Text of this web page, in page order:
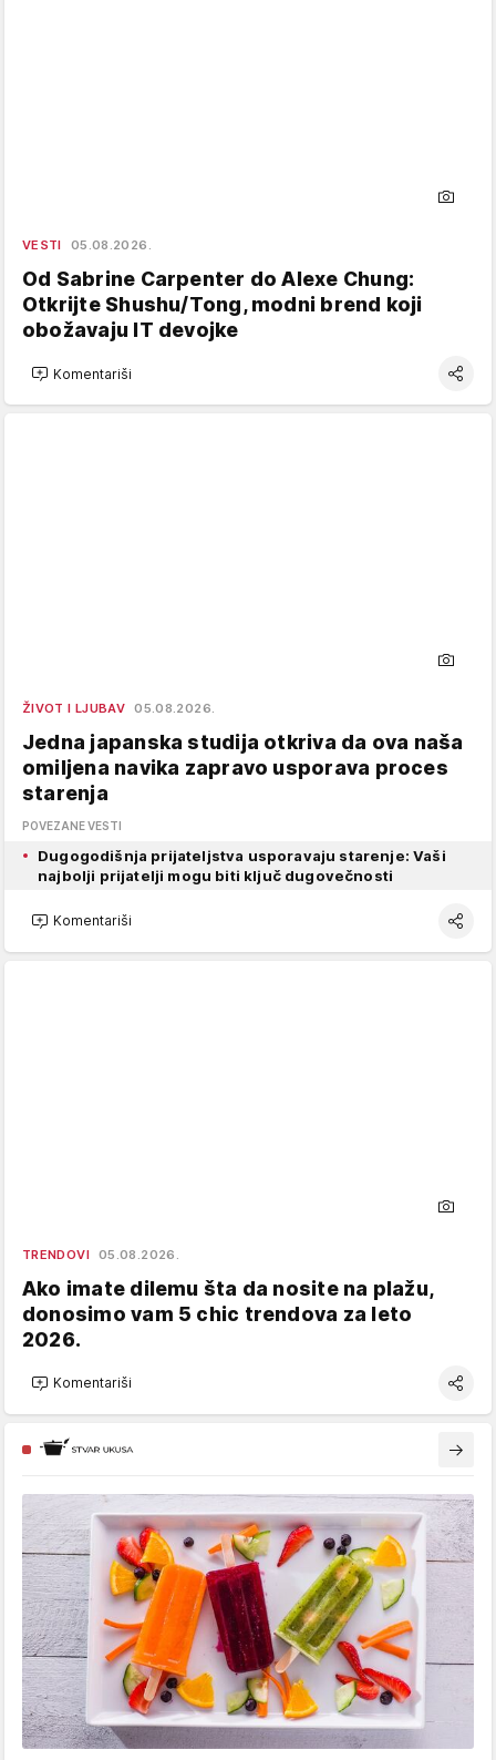
VESTI 05.08.2026.
Od Sabrine Carpenter do Alexe Chung:
Otkrijte Shushu/Tong, modni brend koji
obožavaju IT devojke
Komentariši
ŽIVOT I LJUBAV 05.08.2026.
Jedna japanska studija otkriva da ova naša
omiljena navika zapravo usporava proces
starenja
POVEZANE VESTI
Dugogodišnja prijateljstva usporavaju starenje: Vaši
najbolji prijatelji mogu biti ključ dugovečnosti
Komentariši
TRENDOVI 05.08.2026.
Ako imate dilemu šta da nosite na plažu,
donosimo vam 5 chic trendova za leto
2026.
Komentariši